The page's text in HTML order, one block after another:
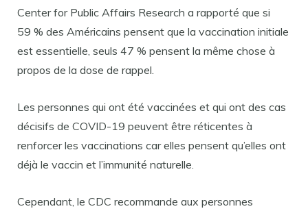
Center for Public Affairs Research a rapporté que si
59 % des Américains pensent que la vaccination initiale
est essentielle, seuls 47 % pensent la même chose à
propos de la dose de rappel.
Les personnes qui ont été vaccinées et qui ont des cas
décisifs de COVID-19 peuvent être réticentes à
renforcer les vaccinations car elles pensent qu’elles ont
déjà le vaccin et l’immunité naturelle.
Cependant, le CDC recommande aux personnes